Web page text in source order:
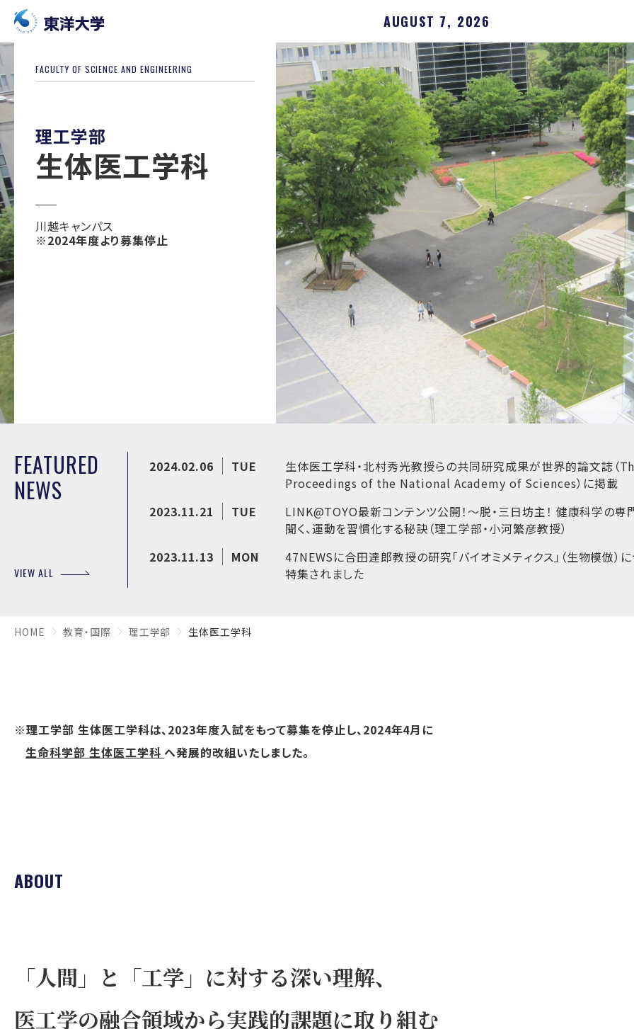
AUGUST 7, 2026
FACULTY OF SCIENCE AND ENGINEERING
理工学部
生体医工学科
川越キャンパス
※2024年度より募集停止
FEATURED
NEWS
VIEW ALL
2024.02.06 TUE
生体医工学科・北村秀光教授らの共同研究成果が世界的論文誌（
Proceedings of the National Academy of Sciences）に掲載
2023.11.21
TUE
LINK@TOYO最新コンテンツ公開！～脱・三日坊主！ 健康科学の専
聞く、運動を習慣化する秘訣（理工学部・小河繁彦教授）
2023.11.13
MON
47NEWSに合田達郎教授の研究「バイオミメティクス」（生物模倣）
特集されました
HOME 教育・国際 理工学部 生体医工学科
※理工学部 生体医工学科は、2023年度入試をもって募集を停止し、2024年4月に
生命科学部 生体医工学科へ発展的改組いたしました。
ABOUT
「人間」と「工学」に対する深い理解、
医工学の融合領域から実践的課題に取り組む